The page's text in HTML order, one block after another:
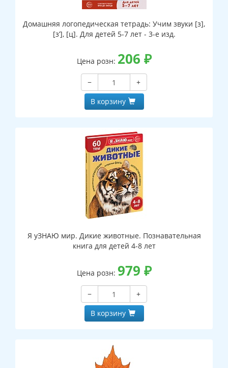
Домашняя логопедическая тетрадь: Учим звуки [з],
[з’], [ц]. Для детей 5-7 лет - 3-е изд.
Цена розн: 206 ₽
−
+
В корзину
Я уЗНАЮ мир. Дикие животные. Познавательная
книга для детей 4-8 лет
Цена розн: 979 ₽
−
+
В корзину